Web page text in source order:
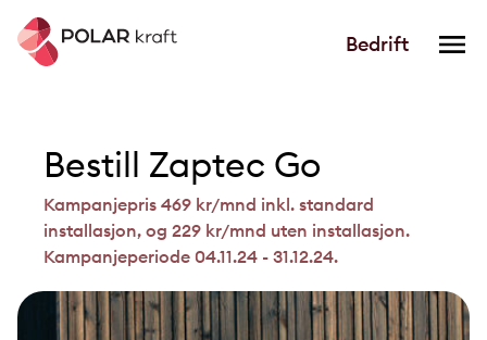
Bedrift
Bestill Zaptec Go
Kampanjepris 469 kr/mnd inkl. standard
installasjon, og 229 kr/mnd uten installasjon.
Kampanjeperiode 04.11.24 - 31.12.24.